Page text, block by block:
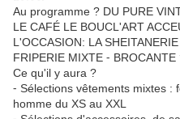
Au programme ? DU PURE
LE CAFÉ LE BOUCL'ART
L'OCCASION: LA
FRIPERIE MIXTE ⁃ BROCANTE
Ce qu'il y aura ?
⁃ Sélections vêtements mixtes :
homme du XS au XXL